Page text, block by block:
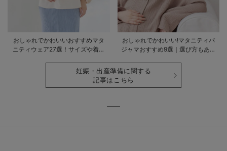
おしゃれでかわいいおすすめマタ
ニティウェア27選！サイズや着る
おしゃれでかわいい!マタニティパ
ジャマおすすめ9選｜選び方もあわ
妊娠・出産準備に関する
記事はこちら